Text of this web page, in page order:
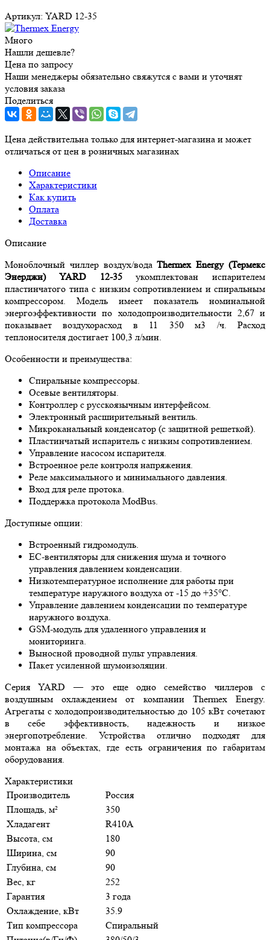
Артикул: YARD 12-35
Много
Нашли дешевле?
Цена по запросу
Наши менеджеры обязательно свяжутся с вами и уточнят
условия заказа
Поделиться
Цена действительна только для интернет-магазина и может
отличаться от цен в розничных магазинах
Описание
Характеристики
Как купить
Оплата
Доставка
Описание
Моноблочный чиллер воздух/водаThermex Energy (Термекс
Энерджи) YARD 12-35укомплектован испарителем
пластинчатого типа с низким сопротивлением и спиральным
компрессором. Модель имеет показатель номинальной
энергоэффективности по холодопроизводительности 2,67 и
показывает воздухорасход в 11 350 м3 /ч. Расход
теплоносителя достигает 100,3 л/мин.
Особенности и преимущества:
Спиральные компрессоры.
Осевые вентиляторы.
Контроллер с русскоязычным интерфейсом.
Электронный расширительный вентиль.
Микроканальный конденсатор (с защитной решеткой).
Пластинчатый испаритель с низким сопротивлением.
Управление насосом испарителя.
Встроенное реле контроля напряжения.
Реле максимального и минимального давления.
Вход для реле протока.
Поддержка протокола ModBus.
Доступные опции:
Встроенный гидромодуль.
ЕС-вентиляторы для снижения шума и точного
управления давлением конденсации.
Низкотемпературное исполнение для работы при
температуре наружного воздуха от -15 до +35°C.
Управление давлением конденсации по температуре
наружного воздуха.
GSM-модуль для удаленного управления и
мониторинга.
Выносной проводной пульт управления.
Пакет усиленной шумоизоляции.
Серия YARD — это еще одно семейство чиллеров с
воздушным охлаждением от компании Thermex Energy.
Агрегаты с холодопроизводительностью до 105 кВт сочетают
в себе эффективность, надежность и низкое
энергопотребление. Устройства отлично подходят для
монтажа на объектах, где есть ограничения по габаритам
оборудования.
Характеристики
Производитель
Россия
Площадь, м²
350
Хладагент
R410A
Высота, см
180
Ширина, см
90
Глубина, см
90
Вес, кг
252
Гарантия
3 года
Охлаждение, кВт
35.9
Тип компрессора
Спиральный